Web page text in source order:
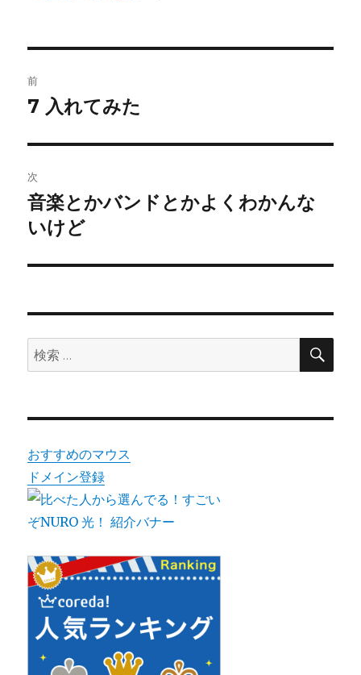
稿
ビ
ゲ
ー
シ
ン
前
前
稿:
7 入れてみた
次
次
の
稿:
音楽とかバンドとかよくわかんな
いけど
検
索:
検
おすすめのマウス
ドメイン登録